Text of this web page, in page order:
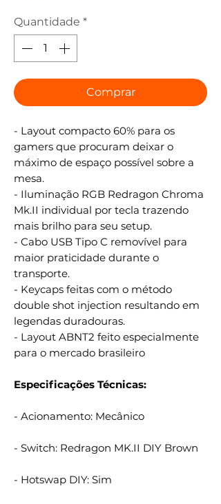
Quantidade *
Comprar
- Layout compacto 60% para os
gamers que procuram deixar o
máximo de espaço possível sobre a
mesa.
- Iluminação RGB Redragon Chroma
Mk.II individual por tecla trazendo
mais brilho para seu setup.
- Cabo USB Tipo C removível para
maior praticidade durante o
transporte.
- Keycaps feitas com o método
double shot injection resultando em
legendas duradouras.
- Layout ABNT2 feito especialmente
para o mercado brasileiro
Especificações Técnicas:
- Acionamento: Mecânico
- Switch: Redragon MK.II DIY Brown
- Hotswap DIY: Sim